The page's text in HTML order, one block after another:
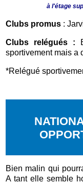
à l'étage
Clubs promus :
Clubs relégués :
sportivement mais a
*Relégué
Bien malin qui
A tant elle semble